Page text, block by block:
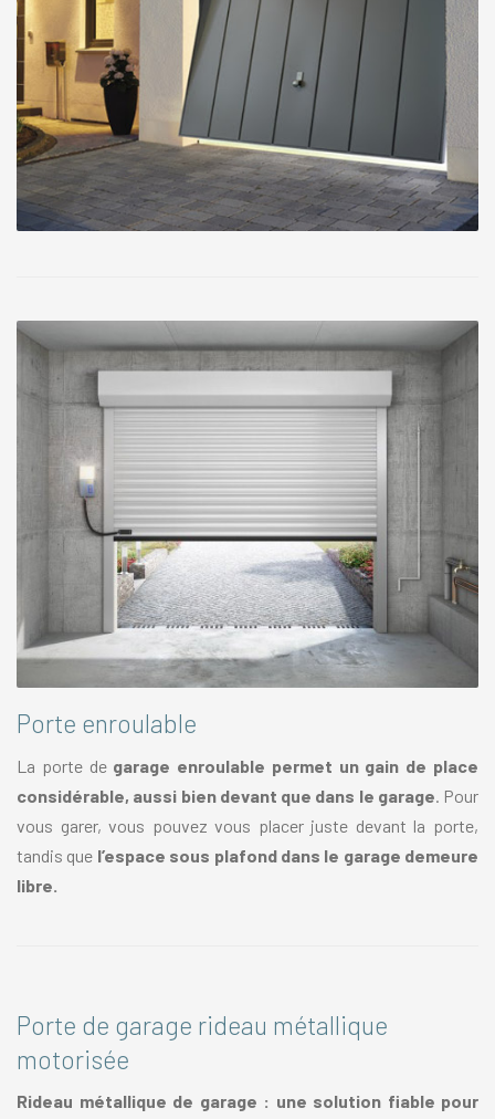
Porte enroulable
La porte degarage enroulable permet un gain de place
considérable, aussi bien devant que dans le garage. Pour
vous garer, vous pouvez vous placer juste devant la porte,
tandis que l’espace sous plafond dans le garage demeure
libre.
Porte de garage rideau métallique
motorisée
Rideau métallique de garage : une solution fiable pour